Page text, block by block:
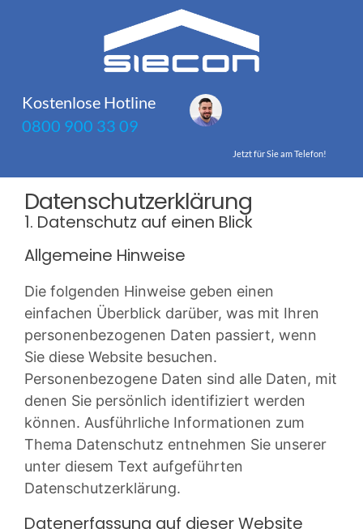
Kostenlose Hotline
0800 900 33 09
Jetzt für Sie am Telefon!
Datenschutz­erklärung
1. Datenschutz auf einen Blick
Allgemeine Hinweise
Die folgenden Hinweise geben einen
einfachen Überblick darüber, was mit Ihren
personenbezogenen Daten passiert, wenn
Sie diese Website besuchen.
Personenbezogene Daten sind alle Daten, mit
denen Sie persönlich identifiziert werden
können. Ausführliche Informationen zum
Thema Datenschutz entnehmen Sie unserer
unter diesem Text aufgeführten
Datenschutzerklärung.
Datenerfassung auf dieser Website